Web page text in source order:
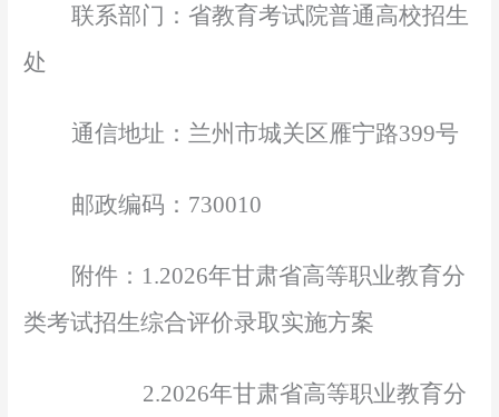
联系部门：省教育考试院普通高校招生
处
通信地址：兰州市城关区雁宁路399号
邮政编码： 730010
附件： 1.2026年甘肃省高等职业教育分
类考试招生综合评价录取实施方案
2.2026年甘肃省高等职业教育分